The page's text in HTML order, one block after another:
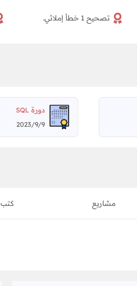
تصحيح 1 خطأ إملائي.
دورة SQL
2023/9/9
مشاريع كتب